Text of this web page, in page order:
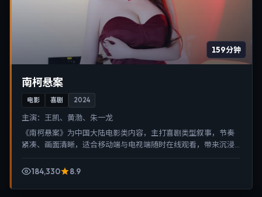
159分钟
南柯悬案
电影 喜剧 2024
主演： 王凯、黄渤、朱一龙
《南柯悬案》为中国大陆电影类内容，主打喜剧类型叙事，节奏
紧凑、画面清晰，适合移动端与电视端随时在线观看，带来沉浸
184,330
8.9